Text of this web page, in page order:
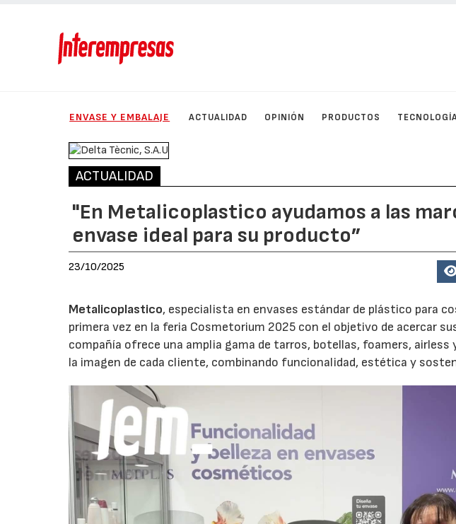
ENVASE Y EMBALAJE ACTUALIDAD OPINIÓN PRODUCTOS
ACTUALIDAD
"En Metalicoplastico ayudamos a las
envase ideal para su producto”
23/10/2025
Metalicoplastico, especialista en envases estándar de plástico para
primera vez en la feria Cosmetorium 2025 con el objetivo de acercar
compañía ofrece una amplia gama de tarros, botellas, foamers,
la imagen de cada cliente, combinando funcionalidad, estética y